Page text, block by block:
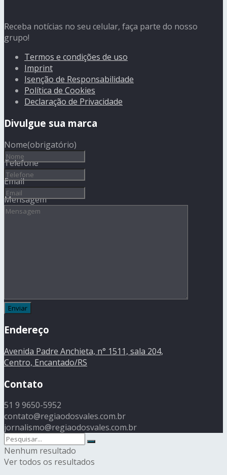
Receba notícias no seu celular, faça parte do nosso
grupo!
Termos e condições de uso
Imprint
Isenção de Responsabilidade
Política de Cookies
Declaração de Privacidade
Divulgue sua marca
Nome(obrigatório)
Telefone
Email
Mensagem
Endereço
Avenida Padre Anchieta, n° 1511, sala 204,
Centro, Encantado/RS
Contato
51 9 9650-5952
contato@regiaodosvales.com.br
jornalismo@regiaodosvales.com.br
Nenhum resultado
Ver todos os resultados